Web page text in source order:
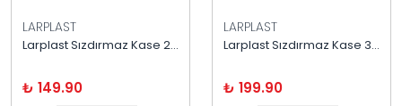
LARPLAST
Larplast Sızdırmaz Kase 250 Gram 100'lü
₺ 149.90
LARPLAST
Larplast Sızdırmaz Kase 375 Gram 100'lü
₺ 199.90